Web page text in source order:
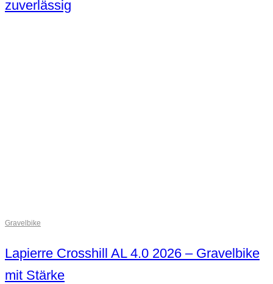
zuverlässig
Gravelbike
Lapierre Crosshill AL 4.0 2026 – Gravelbike
mit Stärke